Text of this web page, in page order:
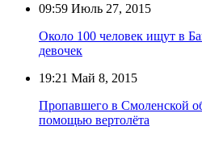
09:59 Июль 27, 2015
Около 100 человек ищут в
девочек
19:21 Май 8, 2015
Пропавшего в Смоленской
помощью вертолёта